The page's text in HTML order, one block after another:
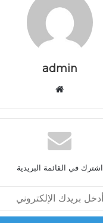
admin
ق
ع
ا
ي
ب
اشترك في القائمة البريدية